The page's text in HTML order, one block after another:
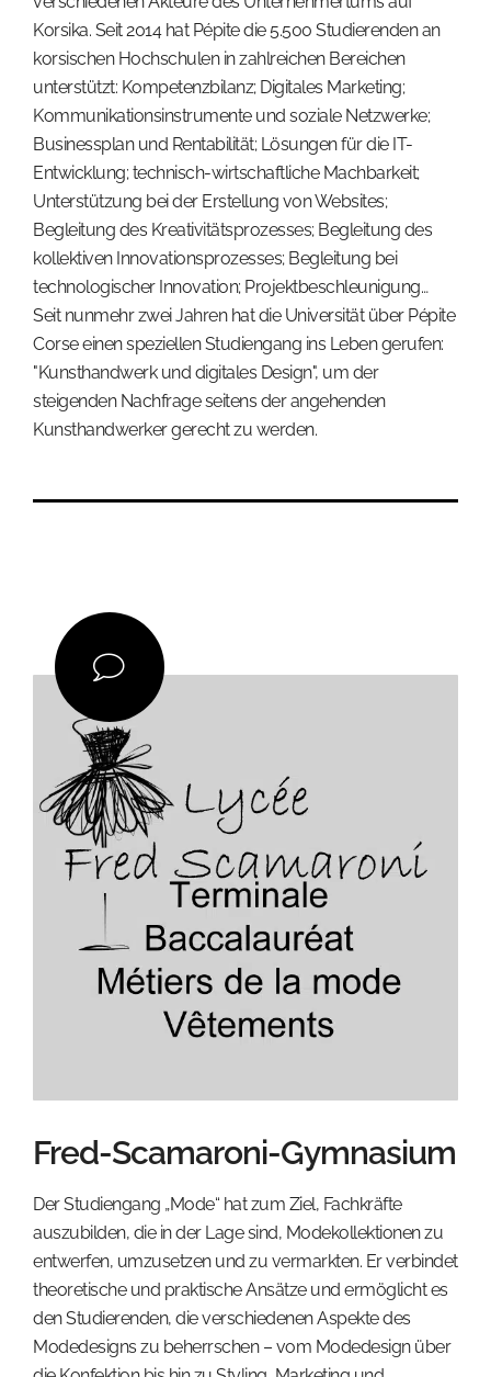
Korsika. Seit 2014 hat Pépite die 5.500 Studierenden an
korsischen Hochschulen in zahlreichen Bereichen
unterstützt: Kompetenzbilanz; Digitales Marketing;
Kommunikationsinstrumente und soziale Netzwerke;
Businessplan und Rentabilität; Lösungen für die IT-
Entwicklung; technisch-wirtschaftliche Machbarkeit;
Unterstützung bei der Erstellung von Websites;
Begleitung des Kreativitätsprozesses; Begleitung des
kollektiven Innovationsprozesses; Begleitung bei
technologischer Innovation; Projektbeschleunigung…
Seit nunmehr zwei Jahren hat die Universität über Pépite
Corse einen speziellen Studiengang ins Leben gerufen:
"Kunsthandwerk und digitales Design", um der
steigenden Nachfrage seitens der angehenden
Kunsthandwerker gerecht zu werden.
Fred-Scamaroni-Gymnasium
Der Studiengang „Mode“ hat zum Ziel, Fachkräfte
auszubilden, die in der Lage sind, Modekollektionen zu
entwerfen, umzusetzen und zu vermarkten. Er verbindet
theoretische und praktische Ansätze und ermöglicht es
den Studierenden, die verschiedenen Aspekte des
Modedesigns zu beherrschen – vom Modedesign über